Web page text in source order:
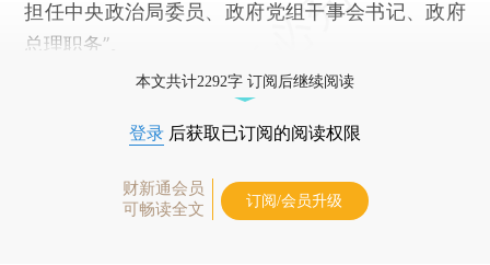
担任中央政治局委员、政府党组干事会书记、政府
总理职务”。
本文共计2292字 订阅后继续阅读
登录 后获取已订阅的阅读权限
财新通会员
可畅读全文
订阅/会员升级